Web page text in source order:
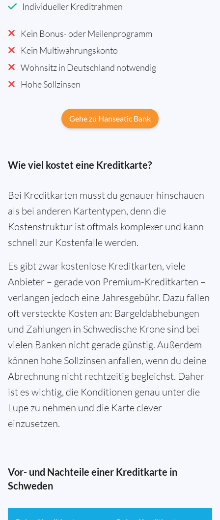
Individueller Kreditrahmen
Kein Bonus- oder Meilenprogramm
Kein Multiwährungskonto
Wohnsitz in Deutschland notwendig
Hohe Sollzinsen
Gehe zu Hanseatic Bank
Wie viel kostet eine Kreditkarte?
Bei Kreditkarten musst du genauer hinschauen
als bei anderen Kartentypen, denn die
Kostenstruktur ist oftmals komplexer und kann
schnell zur Kostenfalle werden.
Es gibt zwar kostenlose Kreditkarten, viele
Anbieter – gerade von Premium-Kreditkarten –
verlangen jedoch eine Jahresgebühr. Dazu fallen
oft versteckte Kosten an: Bargeldabhebungen
und Zahlungen in Schwedische Krone sind bei
vielen Banken nicht gerade günstig. Außerdem
können hohe Sollzinsen anfallen, wenn du deine
Abrechnung nicht rechtzeitig begleichst. Daher
ist es wichtig, die Konditionen genau unter die
Lupe zu nehmen und die Karte clever
einzusetzen.
Vor- und Nachteile einer Kreditkarte in
Schweden